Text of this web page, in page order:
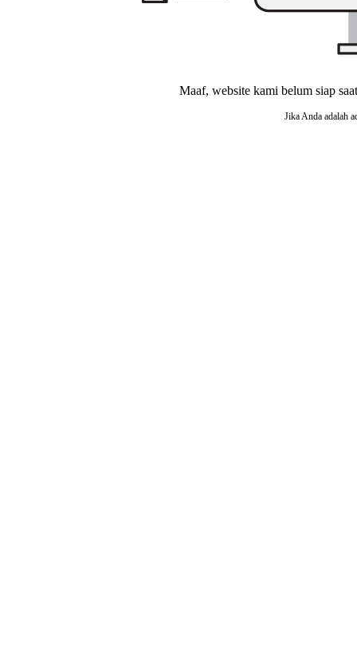
Maaf, website kami belum siap
Jika Anda adalah